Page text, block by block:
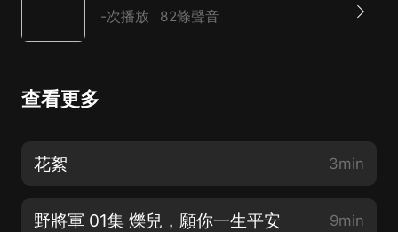
-次播放 82條聲音
查看更多
花絮 3min
野將軍 01集 爍兒，願你一生平安 9min